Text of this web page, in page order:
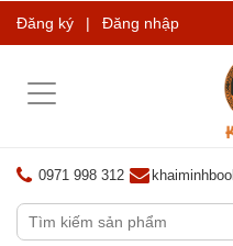
Đăng ký | Đăng nhập
Toggle
0971 998 312